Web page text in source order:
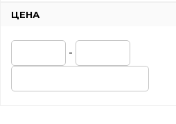
ЦЕНА
-